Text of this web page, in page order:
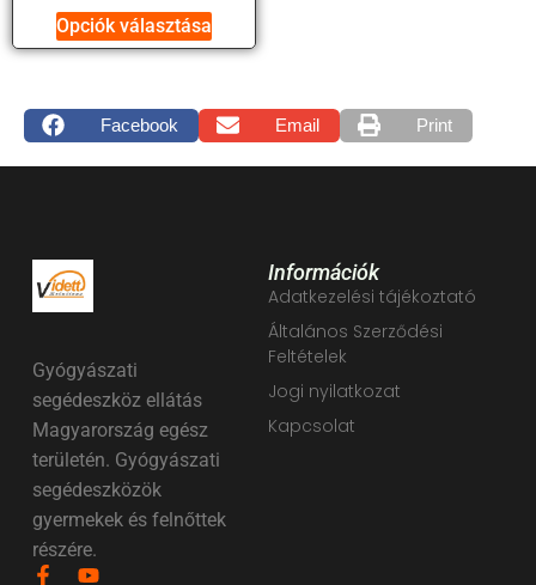
Opciók választása
Facebook Email Print
Gyógyászati
segédeszköz ellátás
Magyarország egész
területén. Gyógyászati
segédeszközök
gyermekek és felnőttek
részére.
Információk
Adatkezelési tájékoztató
Általános Szerződési
Feltételek
Jogi nyilatkozat
Kapcsolat